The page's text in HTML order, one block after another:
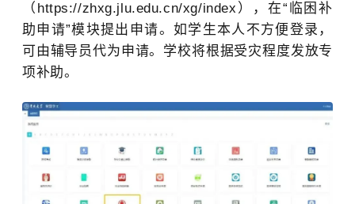
（ https://zhxg.jlu.edu.cn/xg/index ）， 在“临困补
助申请”模块提出申请。如学生本人不方便登录，
可由辅导员代为申请。学校将根据受灾程度发放专
项补助。